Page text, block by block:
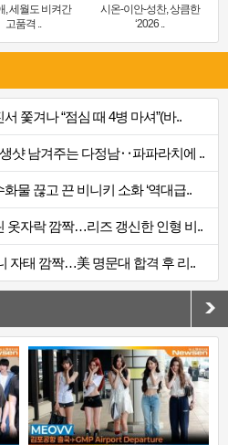
, 세월도 비켜간
고품격 ..
시온-이안-성찬, 상큼한
‘2026 ..
쫓겨나 “점심 때 4병 마셔”(바..
샷 남겨주는 다정남‥파파라치에 ..
물 끊고 끈 비니키 소화 ‘역대급..
옷자락 깜짝…리즈 갱신한 인형 비..
자태 깜짝…美 명문대 합격 후 리..